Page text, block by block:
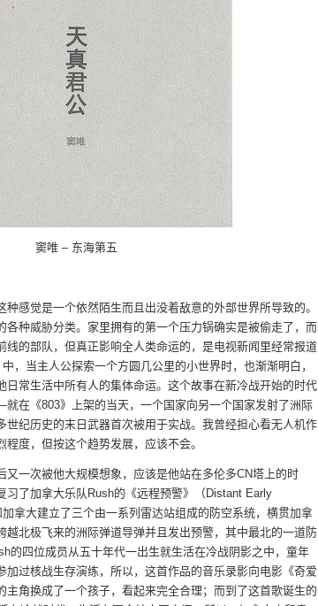
窦唯 – 东海第五
感觉是一个依然陌生而且出没着敌意的外部世界所导致的。
各种威胁分类。家里拥有的第一个压力锅确实是被偷走了，而
线的部队，但真正影响全人类命运的，是电视新闻里经常报道
，当主人公探索一个方圆几公里的小世界时，也渐渐明白，
日常生活中所有人的集体命运。这个故事在新冷战开始的时代
在《803》上架的当天，一个国家向另一个国家发射了洲际
世纪历史的末日武器首次被用于实战。我曾经担心看无人机作
度，但按这个趋势发展，应该不会。
又一次被他大规模想象，应该是他站在多伦多CN塔上的时
习了加拿大乐队Rush的《远程预警》（Distant Early
拿大建立了三个由一系列雷达站组成的防空系统，横贯加拿
越北极飞来的洲际弹道导弹并且发出预警，其中最北的一道防
的四位成员从五十年代一出生就生活在冷战阴影之中，童年
加过核战生存演练，所以，这首作品的音乐录影向电影《奇爱
主角换成了一个孩子，看起来完全合理；而到了这首歌诞生的